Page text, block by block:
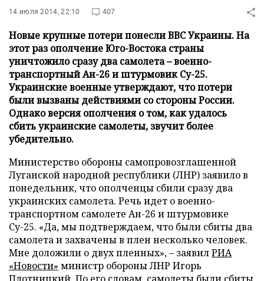
14 июля 2014, 22:10 407
Новые крупные потери понесли ВВС Украины. На
этот раз ополчение Юго-Востока страны
уничтожило сразу два самолета – военно-
транспортный Ан-26 и штурмовик Су-25.
Украинские военные утверждают, что потери
были вызваны действиями со стороны России.
Однако версия ополчения о том, как удалось
сбить украинские самолеты, звучит более
убедительно.
Министерство обороны самопровозглашенной
Луганской народной республики (ЛНР) заявило в
понедельник, что ополченцы сбили сразу два
украинских самолета. Речь идет о военно-
транспортном самолете Ан-26 и штурмовике
Су-25. «Да, мы подтверждаем, что были сбиты два
самолета и захвачены в плен несколько человек.
Мне доложили о двух пленных»,– заявилРИА
«Новости» министр обороны ЛНР Игорь